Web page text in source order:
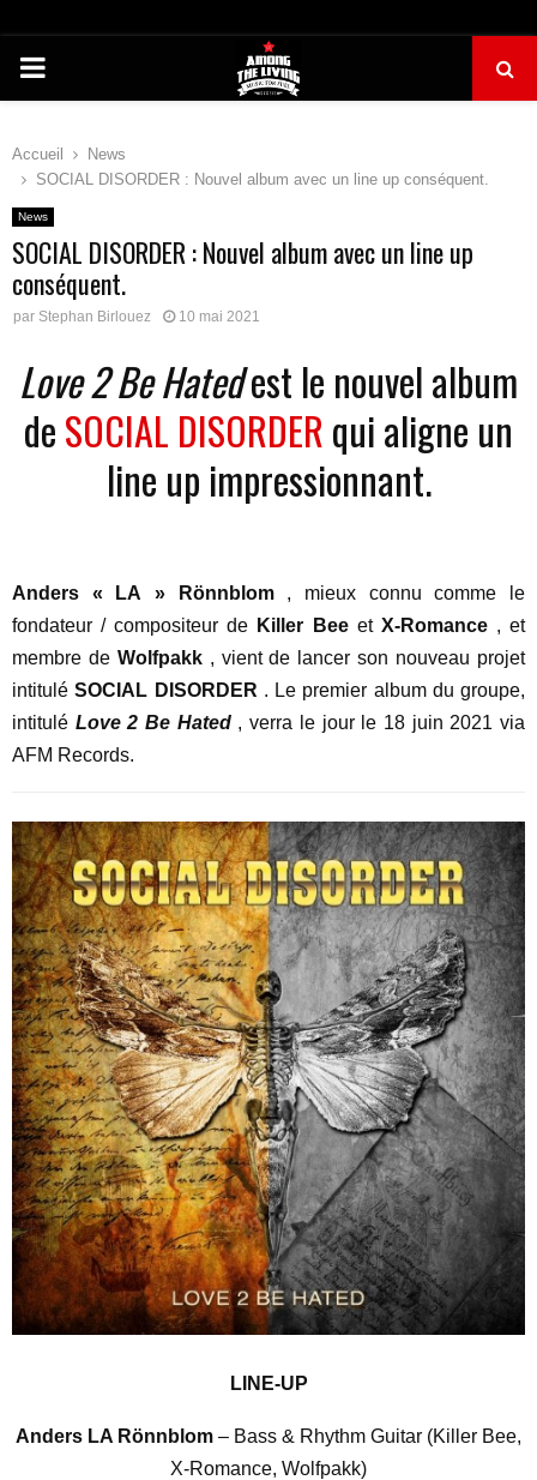
PRIMARY
Accueil
News
SOCIAL DISORDER : Nouvel album avec un line up conséquent.
News
SOCIAL DISORDER : Nouvel album avec un line up
conséquent.
par Stephan Birlouez 10 mai 2021
Love 2 Be Hatedest le nouvel album
deSOCIAL DISORDER qui aligne un
line up impressionnant.
Anders « LA » Rönnblom, mieux connu comme le
fondateur / compositeur de Killer Beeet X-Romance, et
membre de Wolfpakk, vient de lancer son nouveau projet
intituléSOCIAL DISORDER . Le premier album du groupe,
intitulé Love 2 Be Hated, verra le jour le 18 juin 2021 via
AFM Records.
LINE-UP
Anders LA Rönnblom – Bass & Rhythm Guitar (Killer Bee,
X-Romance, Wolfpakk)